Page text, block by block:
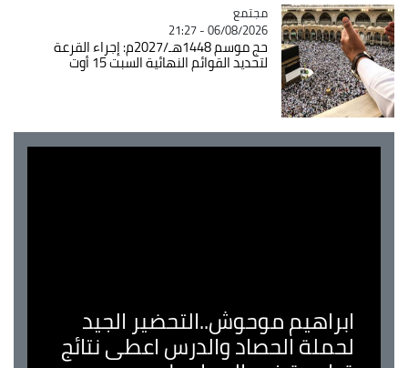
Catégorie
مجتمع
06/08/2026 - 21:27
حج موسم 1448هـ/2027م: إجراء القرعة
لتحديد القوائم النهائية السبت 15 أوت
ابراهيم موحوش..التحضير الجيد
لحملة الحصاد والدرس اعطى نتائج